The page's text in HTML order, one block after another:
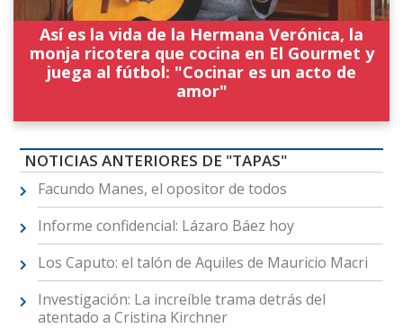
Así es la vida de la Hermana Verónica, la
monja ricotera que cocina en El Gourmet y
juega al fútbol: "Cocinar es un acto de
amor"
NOTICIAS ANTERIORES DE "TAPAS"
Facundo Manes, el opositor de todos
Informe confidencial: Lázaro Báez hoy
Los Caputo: el talón de Aquiles de Mauricio Macri
Investigación: La increíble trama detrás del
atentado a Cristina Kirchner